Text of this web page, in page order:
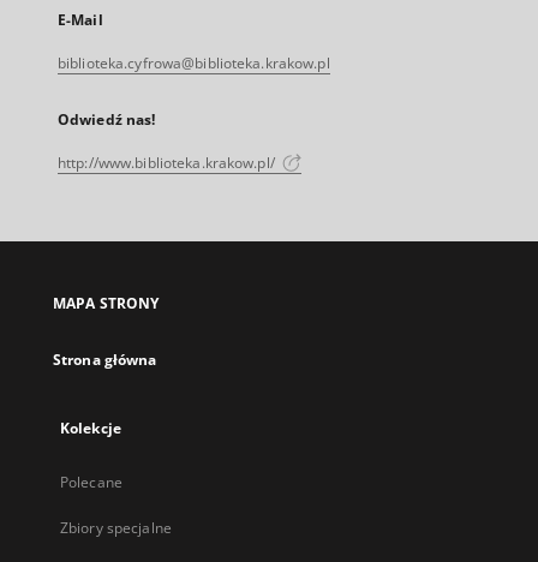
E-Mail
biblioteka.cyfrowa@biblioteka.krakow.pl
Odwiedź nas!
http://www.biblioteka.krakow.pl/
MAPA STRONY
Strona główna
Kolekcje
Polecane
Zbiory specjalne